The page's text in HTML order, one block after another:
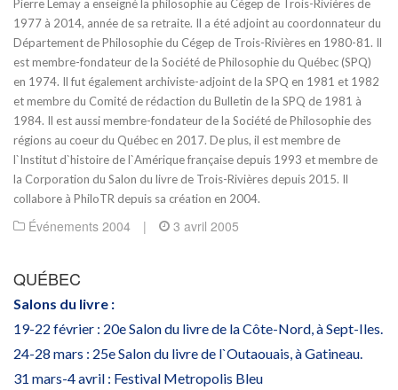
Pierre Lemay a enseigné la philosophie au Cégep de Trois-Rivières de
1977 à 2014, année de sa retraite. Il a été adjoint au coordonnateur du
Département de Philosophie du Cégep de Trois-Rivières en 1980-81. Il
est membre-fondateur de la Société de Philosophie du Québec (SPQ)
en 1974. Il fut également archiviste-adjoint de la SPQ en 1981 et 1982
et membre du Comité de rédaction du Bulletin de la SPQ de 1981 à
1984. Il est aussi membre-fondateur de la Société de Philosophie des
régions au coeur du Québec en 2017. De plus, il est membre de
l`Institut d`histoire de l`Amérique française depuis 1993 et membre de
la Corporation du Salon du livre de Trois-Rivières depuis 2015. Il
collabore à PhiloTR depuis sa création en 2004.
Événements 2004 | 3 avril 2005
QUÉBEC
Salons du livre :
19-22 février : 20e Salon du livre de la Côte-Nord, à Sept-Iles.
24-28 mars : 25e Salon du livre de l`Outaouais, à Gatineau.
31 mars-4 avril : Festival Metropolis Bleu